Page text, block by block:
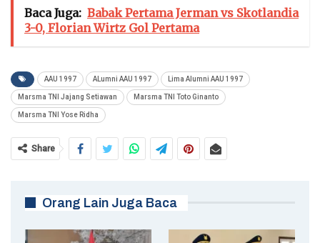
Baca Juga: Babak Pertama Jerman vs Skotlandia
3-0, Florian Wirtz Gol Pertama
AAU 1997 ALumni AAU 1997 Lima Alumni AAU 1997
Marsma TNI Jajang Setiawan Marsma TNI Toto Ginanto
Marsma TNI Yose Ridha
Share
Orang Lain Juga Baca